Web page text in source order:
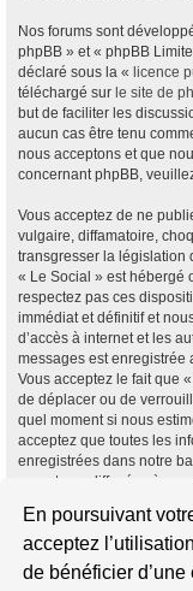
En poursuivant
acceptez
de bénéficier
Nos forums sont
phpBB » et « phpBB
déclaré sous la « licence
téléchargé sur le site de
but de faciliter les
aucun cas être tenu
nous acceptons et que
concernant phpBB,
Vous acceptez de ne
vulgaire, diffamatoire,
transgresser la législation
« Le Social » est hébergé
respectez pas ces
immédiat et définitif et
d’accès à internet et les
messages est enregistrée
Vous acceptez le fait que
de déplacer ou de
quel moment si nous
acceptez que toutes les
enregistrées dans notre
seront pas diffusées à
Social », ni phpBB, ne
tentative de piratage